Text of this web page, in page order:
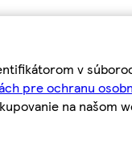
v
pre ochranu
na našom